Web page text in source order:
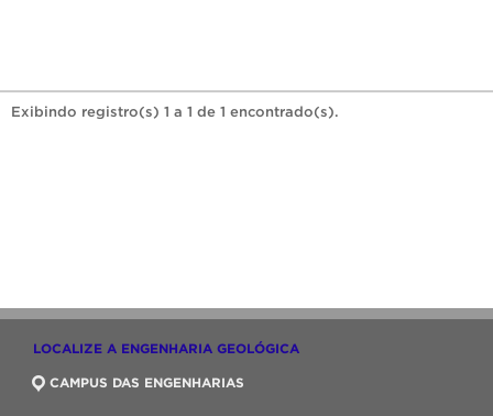
Exibindo registro(s) 1 a 1 de 1 encontrado(s).
LOCALIZE A ENGENHARIA GEOLÓGICA
CAMPUS DAS ENGENHARIAS